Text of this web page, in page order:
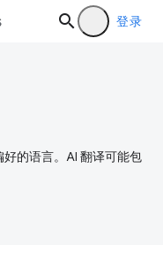
登录
的语言。AI 翻译可能包